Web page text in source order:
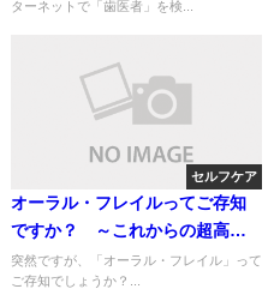
ターネットで「歯医者」を検...
セルフケア
オーラル・フレイルってご存知
ですか？ ～これからの超高齢
社会において大切なこと～
突然ですが、「オーラル・フレイル」って
ご存知でしょうか？...